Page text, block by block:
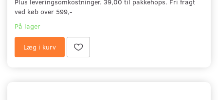
ved køb over 599,-
På lager
Læg i kurv